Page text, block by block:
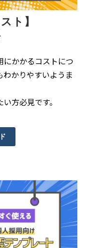
ト】
かかるコストにつ
かりやすいようま
方必見です。